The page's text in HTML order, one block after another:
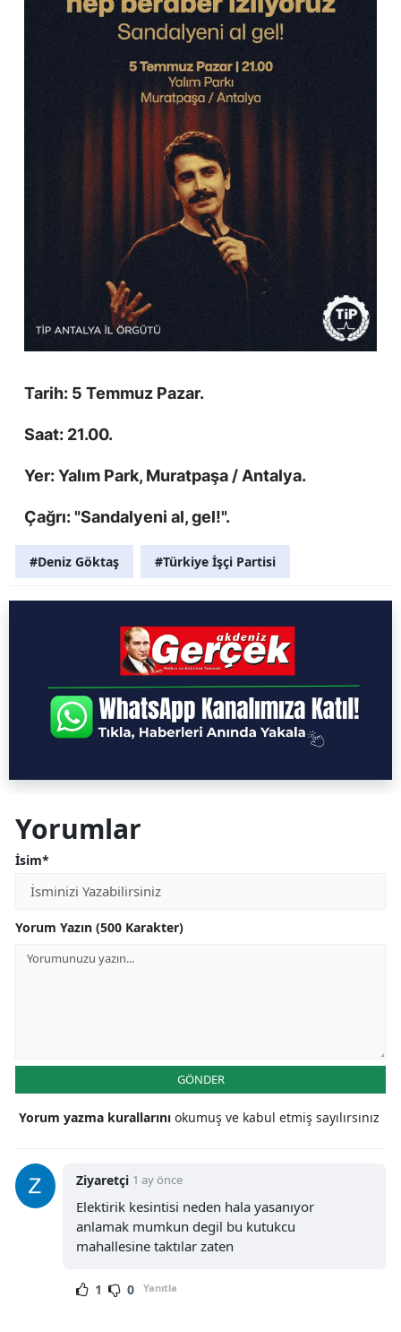
Tarih: 5 Temmuz Pazar.
Saat: 21.00.
Yer: Yalım Park, Muratpaşa / Antalya.
Çağrı: "Sandalyeni al, gel!".
#Deniz Göktaş #Türkiye İşçi Partisi
Yorumlar
İsim*
Yorum Yazın (500 Karakter)
GÖNDER
Yorum yazma kurallarını okumuş ve kabul etmiş sayılırsınız
Ziyaretçi 1 ay önce
Elektirik kesintisi neden hala yasanıyor
anlamak mumkun degil bu kutukcu
mahallesine taktılar zaten
1 0 Yanıtla